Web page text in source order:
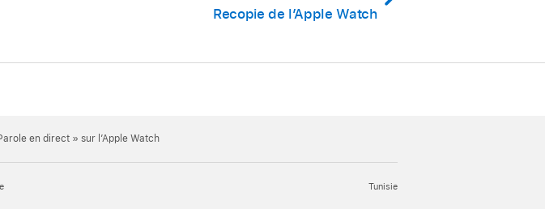
Recopie de l’Apple Watch
en direct » sur l’Apple Watch
Tunisie